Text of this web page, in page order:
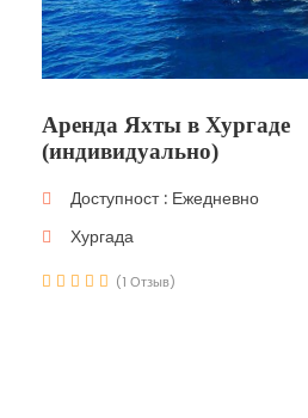
Аренда Яхты в Хургаде
(индивидуально)
Доступност : Ежедневно
Хургада
(1 Отзыв)